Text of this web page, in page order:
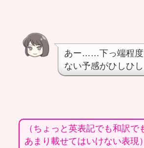
あー……下っ端程度
ない予感がひしひ
（ちょっと英表記でも和訳で
あまり載せてはいけない表現）